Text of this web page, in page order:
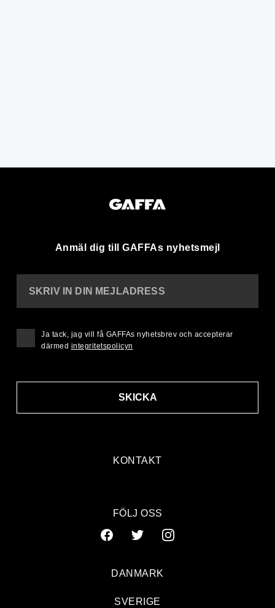
Anmäl dig till GAFFAs nyhetsmejl
KONTAKT
SKRIV IN DIN MEJLADRESS
SKICKA
Ja tack, jag vill få GAFFAs nyhetsbrev och accepterar
därmed integritetspolicyn
FÖLJ OSS
DANMARK
SVERIGE